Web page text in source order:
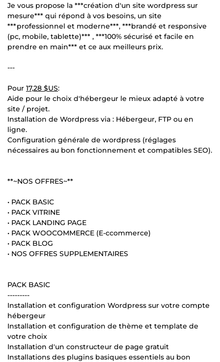
Je vous propose la ***création d'un site wordpress sur
mesure*** qui répond à vos besoins, un site
***professionnel et moderne***, ***brandé et responsive
(pc, mobile, tablette)*** , ***100% sécurisé et facile en
prendre en main*** et ce aux meilleurs prix.
---
Pour 17,28 $US:
Aide pour le choix d'hébergeur le mieux adapté à votre
site / projet.
Installation de Wordpress via : Hébergeur, FTP ou en
ligne.
Configuration générale de wordpress (réglages
nécessaires au bon fonctionnement et compatibles SEO).
**~NOS OFFRES~**
• PACK BASIC
• PACK VITRINE
• PACK LANDING PAGE
• PACK WOOCOMMERCE (E-ccommerce)
• PACK BLOG
• NOS OFFRES SUPPLEMENTAIRES
PACK BASIC
---------
Installation et configuration Wordpress sur votre compte
hébergeur
Installation et configuration de thème et template de
votre choix
Installation d'un constructeur de page gratuit
Installations des plugins basiques essentiels au bon